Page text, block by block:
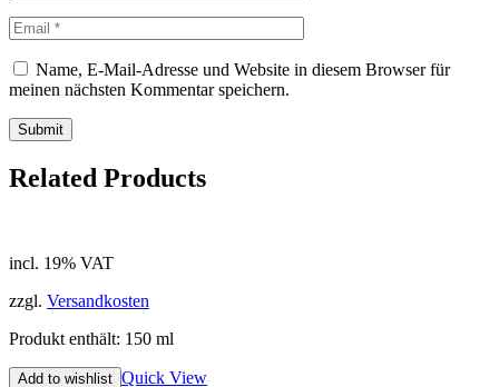
Name, E-Mail-Adresse und Website in diesem Browser für
meinen nächsten Kommentar speichern.
Related Products
incl. 19% VAT
zzgl. Versandkosten
Produkt enthält: 150 ml
Add to wishlist Quick View